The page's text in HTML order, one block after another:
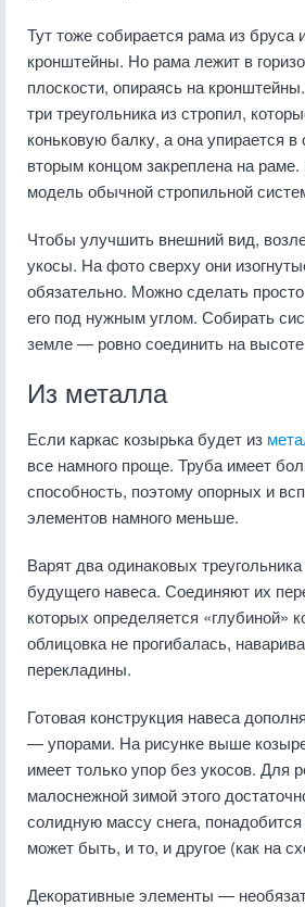
Тут тоже собирается рама из бруса
кронштейны. Но рама лежит в
плоскости, опираясь на
три треугольника из стропил,
коньковую балку, а она упирается в
вторым концом закреплена на
модель обычной стропильной
Чтобы улучшить внешний вид,
укосы. На фото сверху они
обязательно. Можно сделать
его под нужным углом. Собирать
земле — ровно соединить на
Из металла
Если каркас козырька будет из
все намного проще. Труба имеет
способность, поэтому опорных и
элементов намного меньше.
Варят два одинаковых
будущего навеса. Соединяют их
которых определяется «глубиной»
облицовка не прогибалась,
перекладины.
Готовая конструкция навеса
— упорами. На рисунке выше
имеет только упор без укосов. Для
малоснежной зимой этого
солидную массу снега,
может быть, и то, и другое (как на
Декоративные элементы —